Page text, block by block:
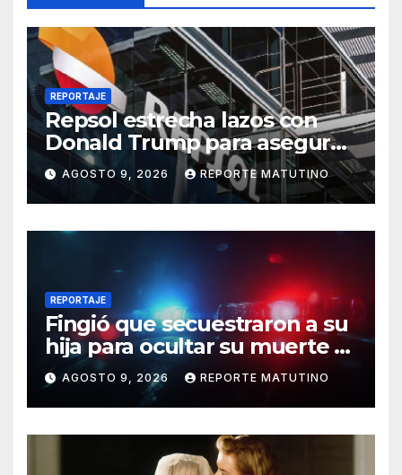
REPORTAJE
Repsol estrecha lazos con
Donald Trump para asegurar
negocios en Venezuela
AGOSTO 9, 2026 REPORTE MATUTINO
REPORTAJE
Fingió que secuestraron a su
hija para ocultar su muerte y
así la policía descubrió el
engaño
AGOSTO 9, 2026 REPORTE MATUTINO